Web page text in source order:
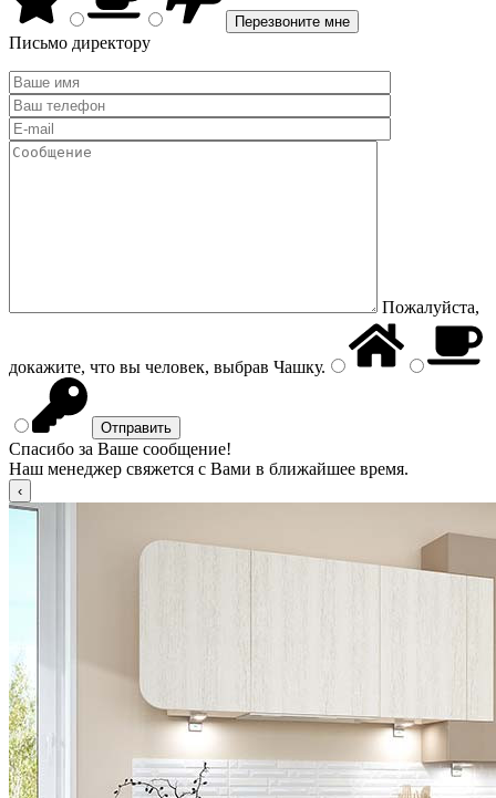
Письмо директору
Пожалуйста,
докажите, что вы человек, выбрав Чашку.
Спасибо за Ваше сообщение!
Наш менеджер свяжется с Вами в ближайшее время.